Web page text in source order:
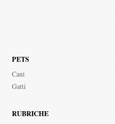
PETS
Cani
Gatti
RUBRICHE